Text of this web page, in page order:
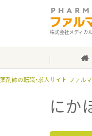
株式会社メディカ
薬剤師の転職・求人サイト ファル
にか